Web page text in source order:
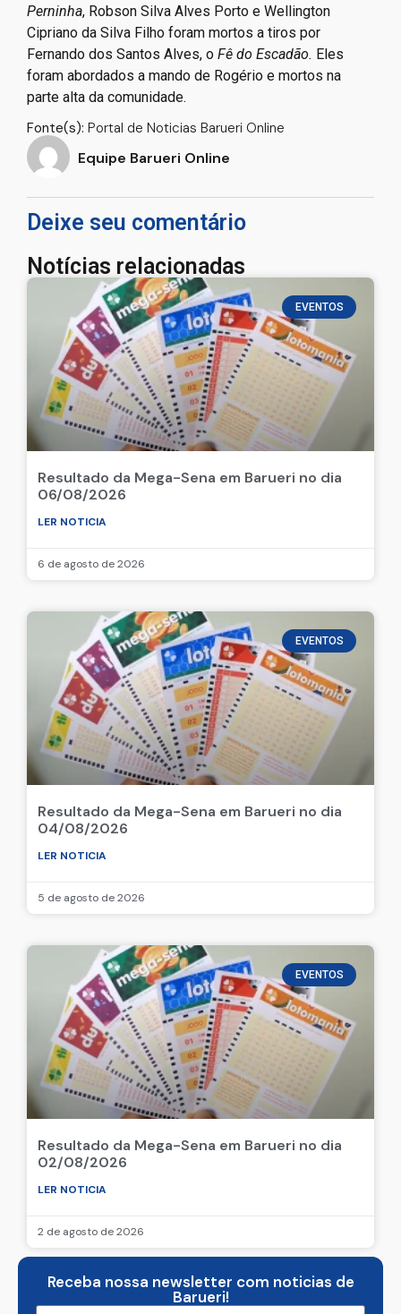
Perninha, Robson Silva Alves Porto e Wellington
Cipriano da Silva Filho foram mortos a tiros por
Fernando dos Santos Alves, o Fê do Escadão. Eles
foram abordados a mando de Rogério e mortos na
parte alta da comunidade.
Fonte(s): Portal de Noticias Barueri Online
Equipe Barueri Online
Deixe seu comentário
Notícias relacionadas
EVENTOS
Resultado da Mega-Sena em Barueri no dia
06/08/2026
LER NOTICIA
6 de agosto de 2026
EVENTOS
Resultado da Mega-Sena em Barueri no dia
04/08/2026
LER NOTICIA
5 de agosto de 2026
EVENTOS
Resultado da Mega-Sena em Barueri no dia
02/08/2026
LER NOTICIA
2 de agosto de 2026
Receba nossa newsletter com noticias de
Barueri!